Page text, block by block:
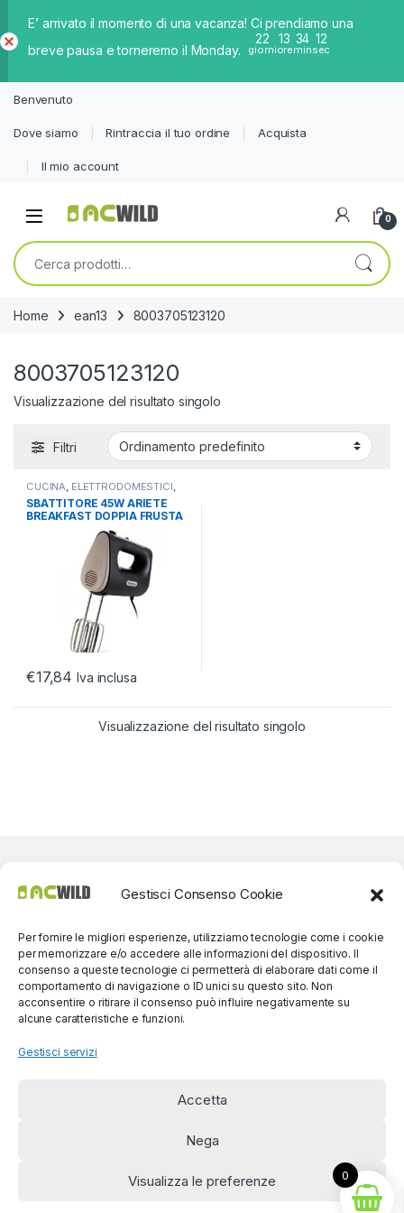
Gestisci Consenso Cookie
Per fornire le migliori esperienze, utilizziamo tecnologie come i cookie
per memorizzare e/o accedere alle informazioni del dispositivo. Il
consenso a queste tecnologie ci permetterà di elaborare dati come il
comportamento di navigazione o ID unici su questo sito. Non
acconsentire o ritirare il consenso può influire negativamente su
alcune caratteristiche e funzioni.
Gestisci servizi
Accetta
Nega
Visualizza le preferenze
E’ arrivato il momento di una vacanza! Ci prendiamo una
breve pausa e torneremo il Monday.
22
giorni
13
ore
34
min
12
sec
iud
Benvenuto
Dove siamo Rintraccia il tuo ordine Acquista
Il mio account
0
Cerca:
Home ean13 8003705123120
8003705123120
Visualizzazione del risultato singolo
Filtri
CUCINA, ELETTRODOMESTICI,
SBATTITORI
SBATTITORE 45W ARIETE
BREAKFAST DOPPIA FRUSTA
€17,84 Iva inclusa
Visualizzazione del risultato singolo
disponibili!
(0039) 091
5607514
0